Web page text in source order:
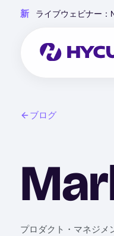
新 ライブウェビナー：
ブログ
プロダクト・マネジメ